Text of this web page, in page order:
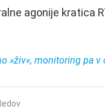
agonije kratica
»živ«, monitoring pa v